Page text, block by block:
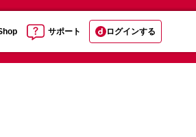
サポート ログインする